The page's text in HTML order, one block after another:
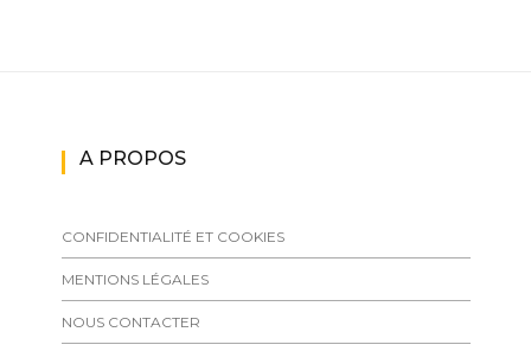
A PROPOS
CONFIDENTIALITÉ ET COOKIES
MENTIONS LÉGALES
NOUS CONTACTER